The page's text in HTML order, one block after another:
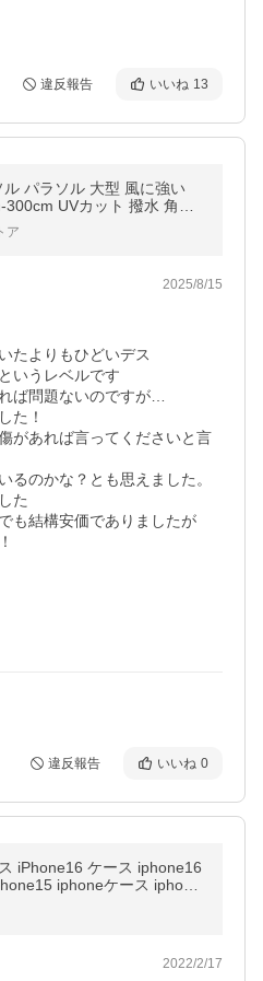
違反報告 いいね 13
ル パラソル 大型 風に強い
UVカット 撥水 角度
ゃれ ガーデンパラソルセッ
ア
2025/8/15
たよりもひどいデス
いうレベルです
ば問題ないのですが…
た！
があれば言ってくださいと言
るのかな？とも思えました。
た
も結構安価でありましたが
違反報告 いいね 0
iPhone16 ケース iphone16
iphoneケース iphone
型 おしゃれ ベルトなし ア
フォン16
2022/2/17